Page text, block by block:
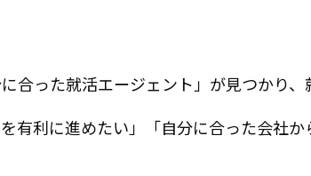
合った就活エージェント」が見つかり、
有利に進めたい」「自分に合った会社